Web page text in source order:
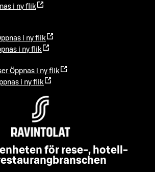
i ny flik
i ny flik
i ny flik
Öppnas i ny flik
i ny flik
för rese-, hotell-